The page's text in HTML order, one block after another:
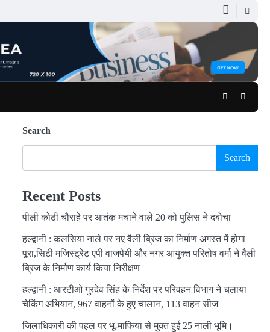
Facebook
Search
Search
Recent Posts
पीली कोठी चौराहे पर आतंक मचाने वाले 20 को पुलिस ने दबोचा
हल्द्वानी : कलसिया नाले पर नए वैली ब्रिज का निर्माण अगस्त में होगा
पूरा,सिटी मजिस्ट्रेट एपी वाजपेयी और नगर आयुक्त परितोष वर्मा ने वैली
ब्रिज के निर्माण कार्य किया निरीक्षण
हल्द्वानी : आरटीओ गुरदेव सिंह के निर्देश पर परिवहन विभाग ने चलाया
चेकिंग अभियान, 967 वाहनों के हुए चालान, 113 वाहन सीज
जिलाधिकारी की पहल पर भू-माफिया से मुक्त हुई 25 नाली भूमि।